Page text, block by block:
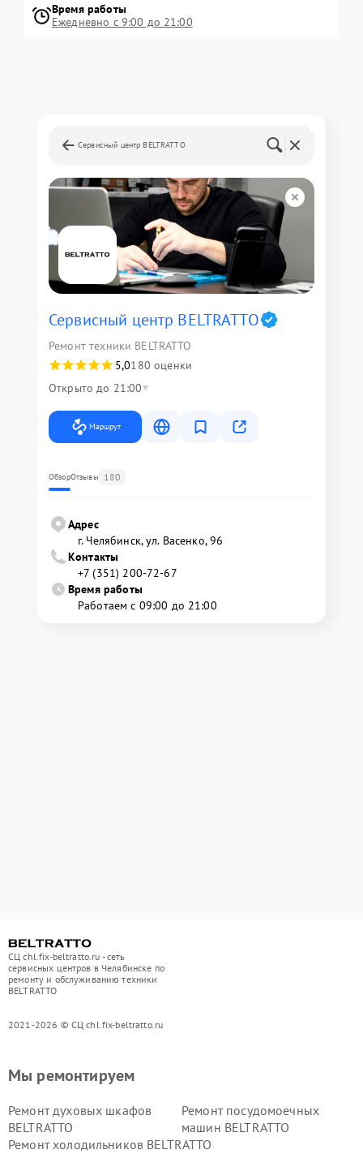
Время работы
Ежедневно с 9:00 до 21:00
Сервисный центр BELTRATTO
Сервисный центр BELTRATTO
Ремонт техники BELTRATTO
5,0180 оценки
Открыто до 21:00
Маршрут
ОбзорОтзывы 180
Адрес
г. Челябинск, ул. Васенко, 96
Контакты
+7 (351) 200-72-67
Время работы
Работаем с 09:00 до 21:00
СЦ chl.fix-beltratto.ru - сеть
сервисных центров в Челябинске по
ремонту и обслуживанию техники
BELTRATTO
2021-2026 © СЦ chl.fix-beltratto.ru
Мы ремонтируем
Ремонт духовых шкафов
BELTRATTO
Ремонт посудомоечных
машин BELTRATTO
Ремонт холодильников BELTRATTO